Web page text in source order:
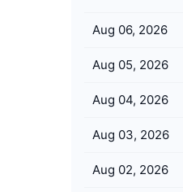
Aug 06, 2026
Aug 05, 2026
Aug 04, 2026
Aug 03, 2026
Aug 02, 2026